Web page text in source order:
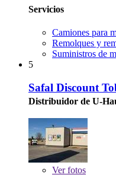
Servicios
Camiones para
Remolques y
Suministros de
5
Safal Discount
Distribuidor de U-
Verfotos